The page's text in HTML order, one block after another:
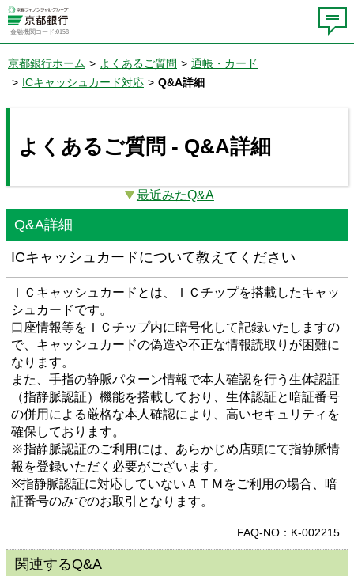
金融機関コード:0158
京都銀行ホーム > よくあるご質問 > 通帳・カード
> ICキャッシュカード対応 > Q&A詳細
よくあるご質問 - Q&A詳細
最近みたQ&A
Q&A詳細
ICキャッシュカードについて教えてください
ＩＣキャッシュカードとは、ＩＣチップを搭載したキャッ
シュカードです。
口座情報等をＩＣチップ内に暗号化して記録いたしますの
で、キャッシュカードの偽造や不正な情報読取りが困難に
なります。
また、手指の静脈パターン情報で本人確認を行う生体認証
（指静脈認証）機能を搭載しており、生体認証と暗証番号
の併用による厳格な本人確認により、高いセキュリティを
確保しております。
※指静脈認証のご利用には、あらかじめ店頭にて指静脈情
報を登録いただく必要がございます。
※指静脈認証に対応していないＡＴＭをご利用の場合、暗
証番号のみでのお取引となります。
FAQ-NO：K-002215
関連するQ&A